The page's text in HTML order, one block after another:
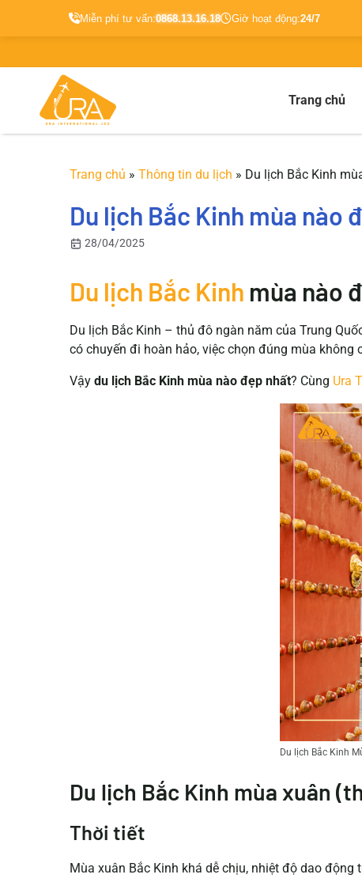
Miễn phí tư vấn:0868.13.16.18 Giờ hoạt động:24/7
đến
Trang chủ
Trang chủ » Thông tin du lịch » Du lịch Bắc Kinh
Du lịch Bắc Kinh mùa nào
28/04/2025
Du lịch Bắc Kinh mùa nào
Du lịch Bắc Kinh – thủ đô ngàn năm của Trung
có chuyến đi hoàn hảo, việc chọn đúng mùa
Vậy du lịch Bắc Kinh mùa nào đẹp nhất? Cùng Ura
Du lịch Bắc Kinh
Du lịch Bắc Kinh mùa xuân
Thời tiết
Mùa xuân Bắc Kinh khá dễ chịu, nhiệt độ dao